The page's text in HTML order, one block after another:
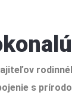
s